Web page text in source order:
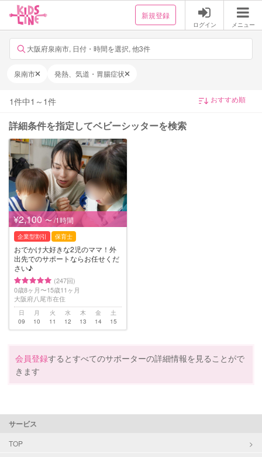
新規登録
ログイン メニュー
大阪府泉南市, 日付・時間を選択, 他3件
泉南市 発熱、気道・胃腸症状
1件中1 ～ 1件
詳細条件を指定してベビーシッターを検索
¥2,100 〜 /1時間
企業型割引 保育士
おでかけ大好きな2児のママ！外
出先でのサポートならお任せくだ
さい♪
(247回)
0歳8ヶ月〜15歳11ヶ月
大阪府八尾市在住
日
09
月
10
火
11
水
12
木
13
金
14
土
15
会員登録するとすべてのサポーターの詳細情報を見ることがで
きます
サービス
TOP